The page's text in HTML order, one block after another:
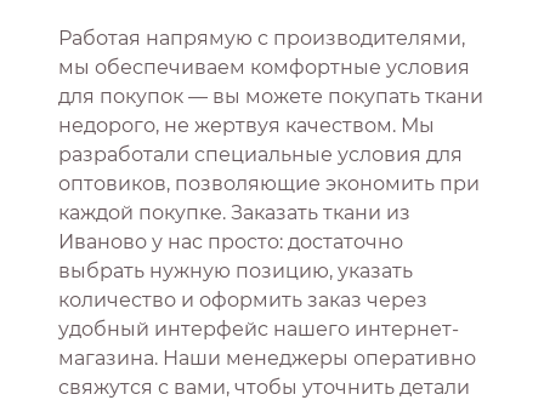
Работая напрямую с производителями,
мы обеспечиваем комфортные условия
для покупок — вы можете покупать ткани
недорого, не жертвуя качеством. Мы
разработали специальные условия для
оптовиков, позволяющие экономить при
каждой покупке. Заказать ткани из
Иваново у нас просто: достаточно
выбрать нужную позицию, указать
количество и оформить заказ через
удобный интерфейс нашего интернет-
магазина. Наши менеджеры оперативно
свяжутся с вами, чтобы уточнить детали